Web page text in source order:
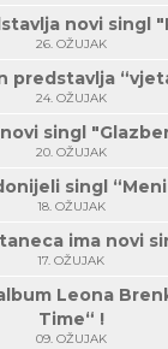
novi singl
26. OŽUJAK
predstavlja
24. OŽUJAK
singl
20. OŽUJAK
singl
18. OŽUJAK
ima novi
17. OŽUJAK
Leona
Time“ !
09. OŽUJAK